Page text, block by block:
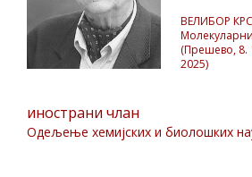
ВЕЛИБОР
(Прешево, 8.
2025)
инострани члан
Одељење хемијских и биолошких